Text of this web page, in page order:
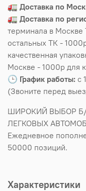
🚛 Доставка по
🚛 Доставка по
терминала в
остальных ТК -
качественная
Москве - 1000р для
🕒 График работы: с
(Звоните перед
ШИРОКИЙ ВЫБОР
ЛЕГКОВЫХ
Ежедневное
50000 позиций.
Характеристики